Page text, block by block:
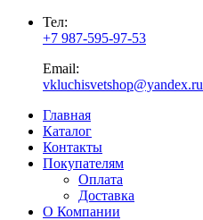
Тел:
+7 987-595-97-53
Email:
vkluchisvetshop@yandex.ru
Главная
Каталог
Контакты
Покупателям
Оплата
Доставка
О Компании